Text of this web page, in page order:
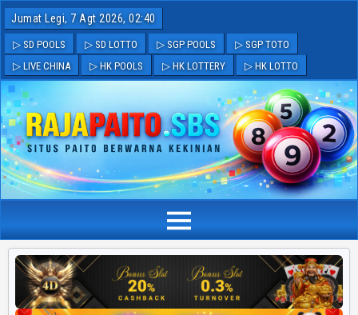
Jumat Legi, 7 Agt 2026, 02:40
▷ SD POOLS ▷ SD LOTTO ▷ SGP POOLS
▷ SGP TOTO
▷ LIVE CHINA
▷ HK POOLS ▷ HK LOTTERY ▷ HK LOTTO